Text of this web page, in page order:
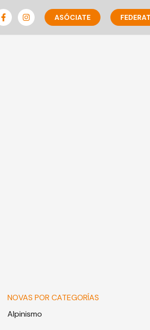
ASÓCIATE
NOVAS POR CATEGORÍAS
Alpinismo